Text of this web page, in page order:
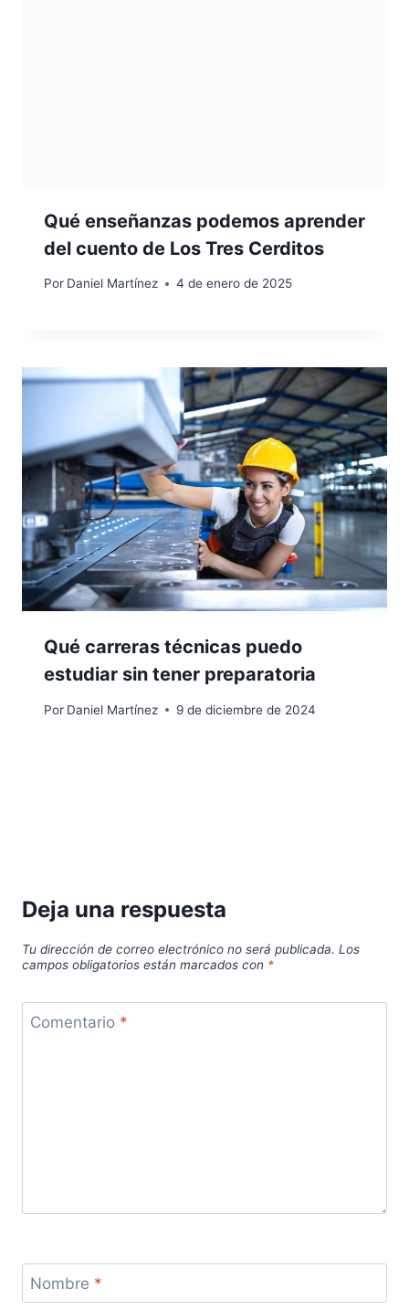
Qué enseñanzas podemos aprender
del cuento de Los Tres Cerditos
Por Daniel Martínez 4 de enero de 2025
Qué carreras técnicas puedo
estudiar sin tener preparatoria
Por Daniel Martínez 9 de diciembre de 2024
Deja una respuesta
Tu dirección de correo electrónico no será publicada. Los
campos obligatorios están marcados con *
Comentario *
Nombre *